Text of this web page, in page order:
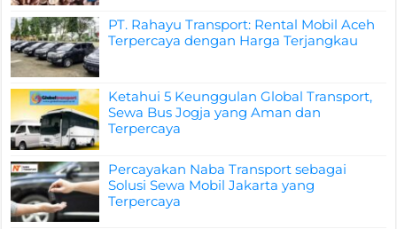
PT. Rahayu Transport: Rental Mobil Aceh
Terpercaya dengan Harga Terjangkau
Ketahui 5 Keunggulan Global Transport,
Sewa Bus Jogja yang Aman dan
Terpercaya
Percayakan Naba Transport sebagai
Solusi Sewa Mobil Jakarta yang
Terpercaya